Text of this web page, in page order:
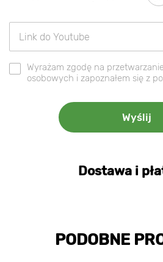
Wyrażam zgodę na
osobowych i zapoznałem się z
Dostawa i
PODOBNE